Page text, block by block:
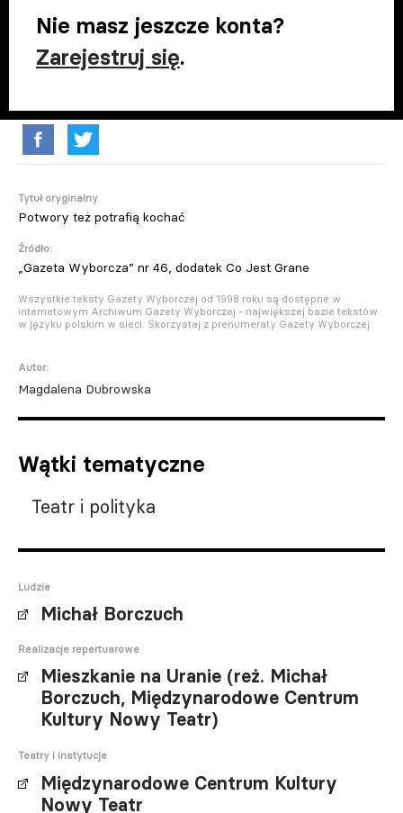
Nie masz jeszcze konta?
Zarejestruj się.
Tytuł oryginalny
Potwory też potrafią kochać
Źródło:
„Gazeta Wyborcza” nr 46, dodatek Co Jest Grane
Wszystkie teksty Gazety Wyborczej od 1998 roku są dostępne w
internetowym Archiwum Gazety Wyborczej - największej bazie tekstów
w języku polskim w sieci. Skorzystaj z prenumeraty Gazety Wyborczej.
Autor:
Magdalena Dubrowska
Wątki tematyczne
Teatr i polityka
Ludzie
Michał Borczuch
Realizacje repertuarowe
Mieszkanie na Uranie (reż. Michał
Borczuch, Międzynarodowe Centrum
Kultury Nowy Teatr)
Teatry i instytucje
Międzynarodowe Centrum Kultury
Nowy Teatr